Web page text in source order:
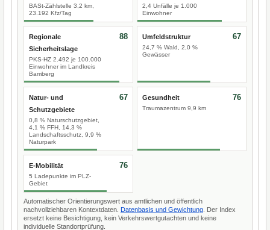
BASt-Zählstelle 3,2 km,
23.192 Kfz/Tag
2,4 Unfälle je 1.000
Einwohner
Regionale
Sicherheitslage
PKS-HZ 2.492 je 100.000
Einwohner im Landkreis
Bamberg
88 Umfeldstruktur
24,7 % Wald, 2,0 %
Gewässer
67
Natur- und
Schutzgebiete
0,8 % Naturschutzgebiet,
4,1 % FFH, 14,3 %
Landschaftsschutz, 9,9 %
Naturpark
67 Gesundheit
Traumazentrum 9,9 km
76
E-Mobilität
5 Ladepunkte im PLZ-
Gebiet
76
Automatischer Orientierungswert aus amtlichen und öffentlich
nachvollziehbaren Kontextdaten. Datenbasis und Gewichtung . Der Index
ersetzt keine Besichtigung, kein Verkehrswertgutachten und keine
individuelle Standortprüfung.